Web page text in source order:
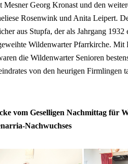
Mesner Georg Kronast und den
Rosenwink und Anita Leipert.
aus Stupfa, der als Jahrgang 1932
Wildenwarter Pfarrkirche. Mit
die Wildenwarter Senioren
von den heurigen Firmlingen
vom Geselligen Nachmittag für
Nachwuchses